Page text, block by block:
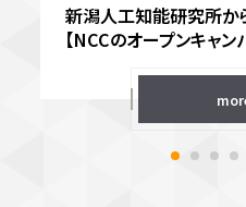
新潟人工知能研究所か
【NCCのオープンキャン